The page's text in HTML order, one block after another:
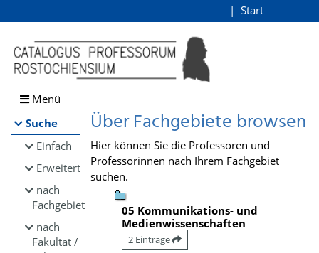
Browsen
direkt zum Inhalt
Start
Menü
Suche
Einfach
Erweitert
nach
Fachgebiet
nach
Fakultät /
Über Fachgebiete browsen
Hier können Sie die Professoren und
Professorinnen nach Ihrem Fachgebiet
suchen.
05 Kommunikations- und
Medienwissenschaften
2 Einträge